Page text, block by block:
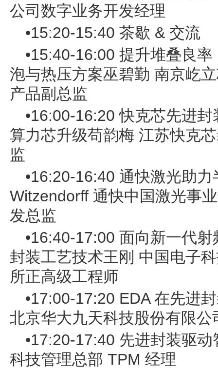
公司数字业务开发经理
•15:20-15:40 茶歇 & 交流
•15:40-16:00 提升堆叠良
泡与热压方案巫碧勤 南京屹
产品副总监
•16:00-16:20 快克芯先进
算力芯升级苟韵梅 江苏快克
监
•16:20-16:40 通快激光助
Witzendorff 通快中国激光事
发总监
•16:40-17:00 面向新一代
封装工艺技术王刚 中国电子
所正高级工程师
•17:00-17:20 EDA 在先进
北京华大九天科技股份有限公
•17:20-17:40 先进封装驱
科技管理总部 TPM 经理